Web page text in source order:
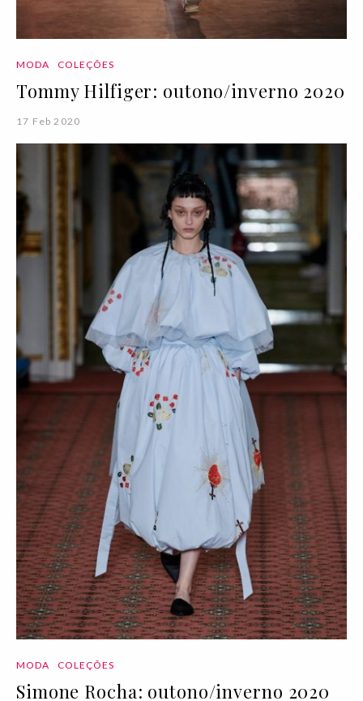
MODA COLEÇÕES
Tommy Hilfiger: outono/inverno 2020
17 Feb 2020
MODA COLEÇÕES
Simone Rocha: outono/inverno 2020